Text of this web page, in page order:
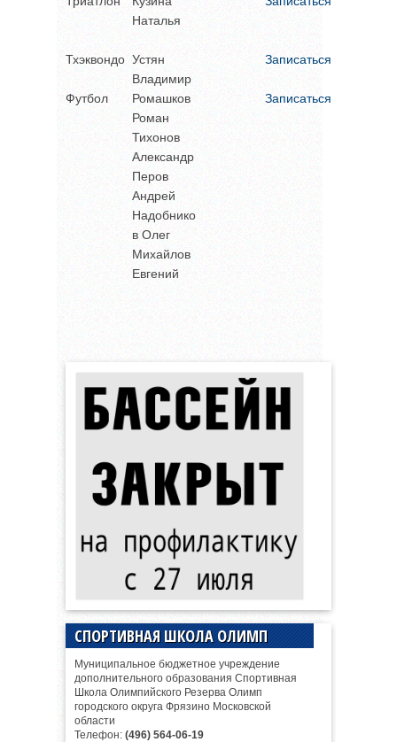
Наталья
Тхэквондо Устян
Владимир
Записаться
Футбол
Ромашков
Роман
Тихонов
Александр
Перов
Андрей
Надобнико
в Олег
Михайлов
Евгений
Записаться
СПОРТИВНАЯ ШКОЛА ОЛИМП
Муниципальное бюджетное учреждение
дополнительного образования Спортивная
Школа Олимпийского Резерва Олимп
городского округа Фрязино Московской
области
Телефон: (496) 564-06-19